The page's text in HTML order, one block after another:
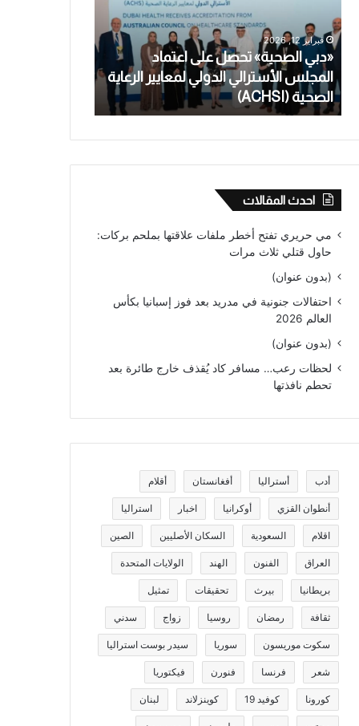
المجلس
الأسترالي
الدولي
لمعايير
الرعاية
الصحية
فبراير 12, 2026
«دبي الصحية» تحصل على اعتماد
المجلس الأسترالي الدولي لمعايير الرعاية
الصحية (ACHSI)
الجنسي
طالب
لأكثر
احدث المقالات
مي حريري تفتح أخطر ملفات علاقتها بملحم بركات:
حاول قتلي ثلاث مرات
(بدون عنوان)
احتفالات جنونية في مدريد بعد فوز إسبانيا بكأس
العالم 2026
(بدون عنوان)
لحظات رعب… مسافر كاد يُقذف خارج طائرة بعد
تحطم نافذتها
أدب أستراليا أفغانستان أقلام
أنطوان القزي أوكرانيا اخبار استراليا
اقلام السعودية السكان الأصليين الصين
العراق الفنون الهند الولايات المتحدة
بريطانيا بيرث تحقيقات تمثيل
ثقافة رمضان روسيا زواج سدني
سكوت موريسون سوريا سيدر بوست استراليا
شعر فرنسا فنورن فيكتوريا
كورونا كوفيد 19 كوينزلاند لبنان